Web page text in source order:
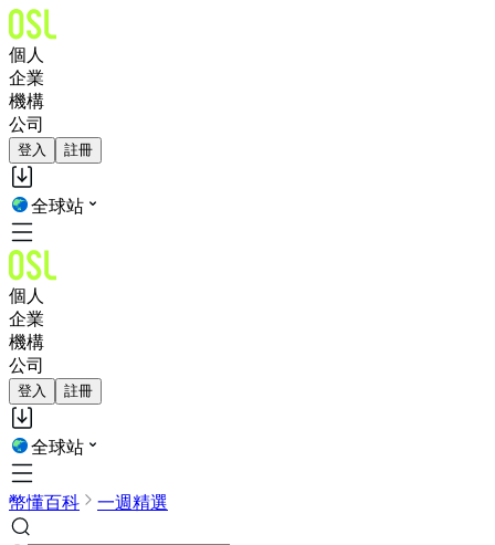
個人
企業
機構
公司
登入 註冊
全球站
個人
企業
機構
公司
登入 註冊
全球站
幣懂百科 一週精選